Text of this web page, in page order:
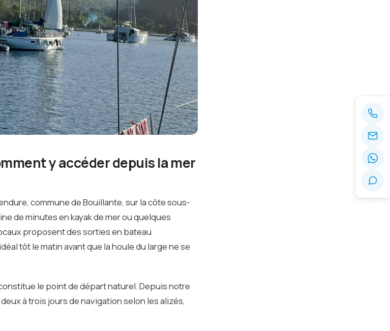
y accéder depuis la mer
commune de Bouillante, sur la côte sous-
de minutes en kayak de mer ou quelques
proposent des sorties en bateau
tôt le matin avant que la houle du large ne se
le point de départ naturel. Depuis notre
à trois jours de navigation selon les alizés,